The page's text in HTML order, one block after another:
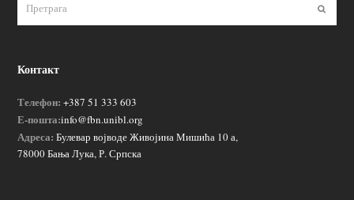
Контакт
Телефон: +387 51 333 603
Е-пошта:info@fbn.unibl.org
Адреса: Булевар војводе Живојина Мишића 10 а,
78000 Бања Лука, Р. Српска